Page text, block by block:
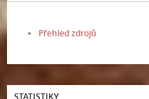
Přehled zdrojů
STATISTIKY